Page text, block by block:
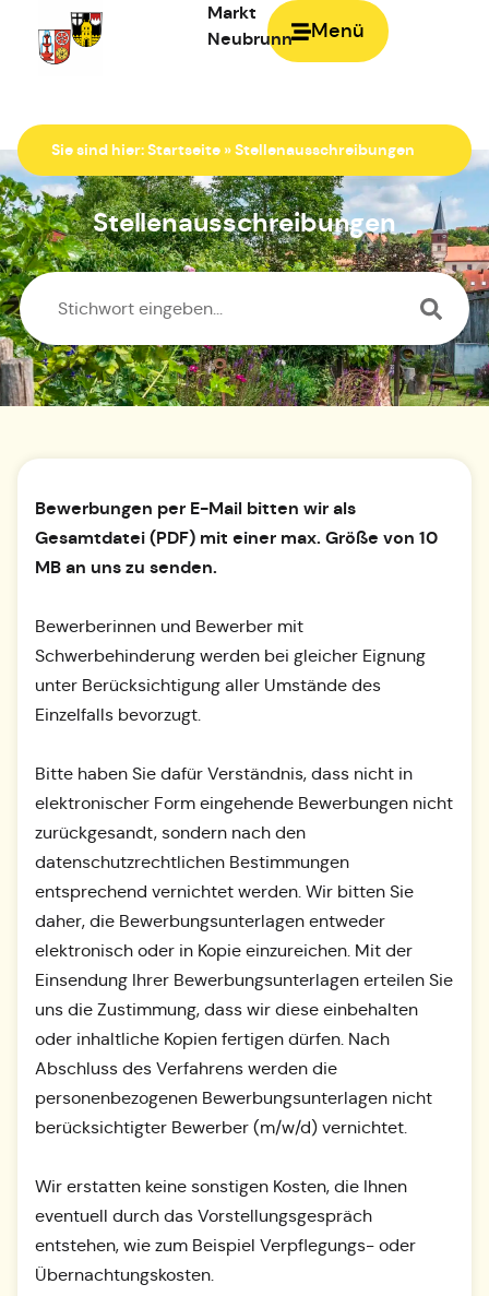
Menü
Markt
Neubrunn
Zur Startseite
Sie sind hier:Startseite »Stellenausschreibungen
Stellenausschreibungen
Bewerbungen per E-Mail bitten wir als
Gesamtdatei (PDF) mit einer max. Größe von 10
MB an uns zu senden.
Bewerberinnen und Bewerber mit
Schwerbehinderung werden bei gleicher Eignung
unter Berücksichtigung aller Umstände des
Einzelfalls bevorzugt.
Bitte haben Sie dafür Verständnis, dass nicht in
elektronischer Form eingehende Bewerbungen nicht
zurückgesandt, sondern nach den
datenschutzrechtlichen Bestimmungen
entsprechend vernichtet werden. Wir bitten Sie
daher, die Bewerbungsunterlagen entweder
elektronisch oder in Kopie einzureichen. Mit der
Einsendung Ihrer Bewerbungsunterlagen erteilen Sie
uns die Zustimmung, dass wir diese einbehalten
oder inhaltliche Kopien fertigen dürfen. Nach
Abschluss des Verfahrens werden die
personenbezogenen Bewerbungsunterlagen nicht
berücksichtigter Bewerber (m/w/d) vernichtet.
Wir erstatten keine sonstigen Kosten, die Ihnen
eventuell durch das Vorstellungsgespräch
entstehen, wie zum Beispiel Verpflegungs- oder
Übernachtungskosten.